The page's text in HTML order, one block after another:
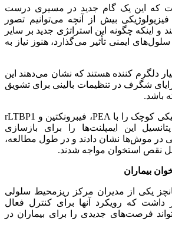
که این یک گام جدید در مسیری درست
بیش از آنچه می‌توانیم تصور
و اینکه چگونه این استراتژی جدید بر سایر
ایمنی تأثیر می‌گذارد، هنوز نیاز به
دلگرم کننده هستند که نشان می‌دهند این
شگرف در تنظیمات بالینی برای تشویق
باشد.
محققان لوله‌های پلاستیکی کوچک را با PEA، فیبرونکتین و rLTBP1
این ایمپلنت‌ها را برای بازسازی
در موش‌ها نشان دادند و در طول مطالعه،
نقص استخوان مواجه شدند.
بیماران
یکی از مدیران مرکز ریزمحیط سلولی
داشت که رویکرد آنها برای کنترل فعال
فرصت‌های جدیدی را برای بیماران در